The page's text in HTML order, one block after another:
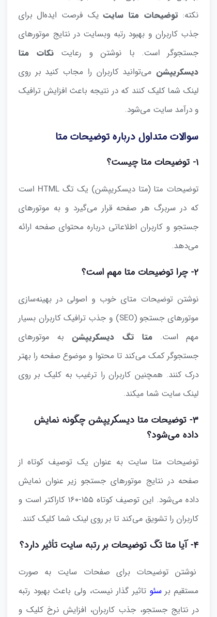
نکته: توضیحات متا سایتیک فرصت ایده‌ال برای
جذب کاربران و بهبود رتبه وبسایت در نتایج موتورهای
جستجوگر است. با نوشتن و رعایت نکات متا
دیسکریپشن می‌توانید کاربران را مجاب کنید بر روی
لینک شما کلیک کنند که در نتیجه باعث افزایش ترافیک
و درآمد سایت می‌شود.
سوالات متداول درباره توضیحات متا
۱- توضیحات متا چیست؟
توضیحات متا (متا دیسکریپشن) یک تگ HTML است
که در سربرگ هر صفحه قرار می‌گیرد و به موتورهای
جستجو و کاربران اطلاعاتی درباره محتوای صفحه ارائه
می‌دهد.
۲- چرا توضیحات متا مهم است؟
نوشتن توضیحات متای خوب و اصولی در بهینه‌سازی
موتورهای جستجو (SEO) و جذب ترافیک کاربران بسیار
مهم است. متا تگ دیسکریپشن به موتورهای
جستجوگر کمک می‌کند تا محتوا و موضوع صفحه را بهتر
درک کنند. همچنین کاربران را ترغیب به کلیک بر روی
لینک سایت شما میکند.
۳- توضیحات متا دیسکریپشن چگونه نمایش
داده می‌شود؟
توضیحات متا سایت به عنوان یک توصیف کوتاه از
صفحه در نتایج موتورهای جستجو زیر عنوان نمایش
داده می‌شود. این توصیف کوتاه ۱۵۵-۱۶۰ کاراکتر است و
کاربران را تشویق می‌کند تا بر روی لینک شما کلیک کنند.
۴- آیا متا تگ توضیحات بر رتبه سایت تأثیر دارد؟
نوشتن توضیحات برای صفحات سایت به صورت
مستقیم برسئو تاثیر گذار نیست، ولی باعث بهبود رتبه
در نتایج جستجو، جذب کاربران، افزایش نرخ کلیک و